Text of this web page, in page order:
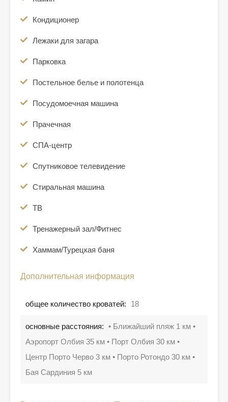
Кондиционер
Лежаки для загара
Парковка
Постельное белье и полотенца
Посудомоечная машина
Прачечная
СПА-центр
Спутниковое телевидение
Стиральная машина
ТВ
Тренажерный зал/Фитнес
Хаммам/Турецкая баня
Дополнительная информация
общее количество кроватей: 18
основные расстояния: • Ближайший пляж 1 км •
Аэропорт Олбия 35 км • Порт Олбия 30 км •
Центр Порто Черво 3 км • Порто Ротондо 30 км •
Бая Сардиния 5 км